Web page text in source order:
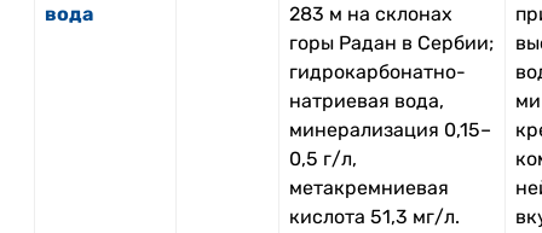
вода
283 м на склонах
горы Радан в Сербии;
гидрокарбонатно-
натриевая вода,
минерализация 0,15–
0,5 г/л,
метакремниевая
кислота 51,3 мг/л.